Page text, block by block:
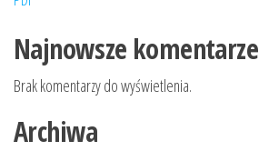
Najnowsze komentarze
Brak komentarzy do wyświetlenia.
Archiwa